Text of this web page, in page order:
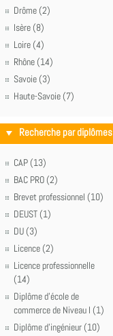
Drôme (2)
Isère (8)
Loire (4)
Rhône (14)
Savoie (3)
Haute-Savoie (7)
Recherche par diplômes
CAP (13)
BAC PRO (2)
Brevet professionnel (10)
DEUST (1)
DU (3)
Licence (2)
Licence professionnelle
(14)
Diplôme d'école de
commerce de Niveau I (1)
Diplôme d'ingénieur (10)